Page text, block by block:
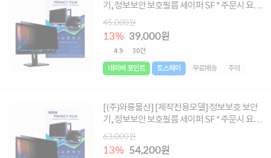
기, 정보보안 보호필름 세이퍼 SF * 주문시 요청
글에 사이즈 메모 必 * [사이즈 : 495X287~
532X300]
45,000원
13% 39,000원
4.9 30건
네이버 포인트 토스페이 무료배송 주의
[(주)와룡물산] [제작전용모델] 정보보호 보안
기, 정보보안 보호필름 세이퍼 SF * 주문시 요청
글에 사이즈 메모 必 * [사이즈 : 552X330 ~
698X395]
63,000원
13% 54,200원